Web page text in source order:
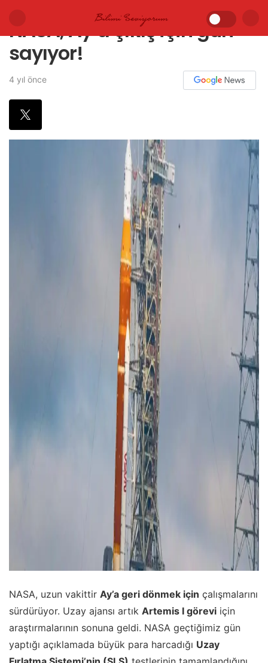
NASA, Ay’a çıkış için gün
sayıyor!
4 yıl önce
NASA, uzun vakittir Ay’a geri dönmek için çalışmalarını
sürdürüyor. Uzay ajansı artık Artemis I görevi için
araştırmalarının sonuna geldi. NASA geçtiğimiz gün
yaptığı açıklamada büyük para harcadığı Uzay